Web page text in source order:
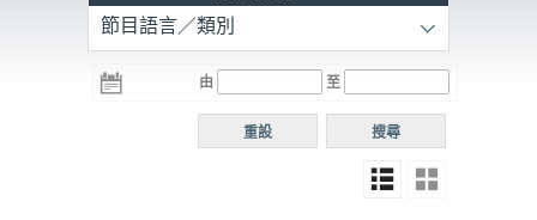
R3
電台 電台
R5
電台
普通
節目語言／類別
由 至
搜尋
重設